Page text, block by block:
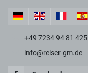
+49 7234 94 81 425
info@reiser-gm.de